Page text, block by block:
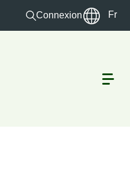
Connexion Fr